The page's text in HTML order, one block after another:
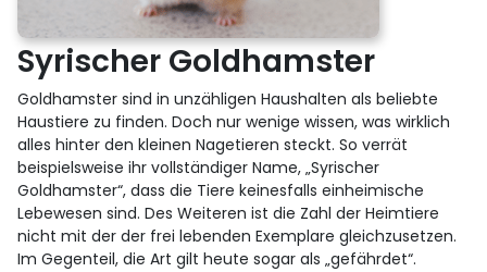
Syrischer Goldhamster
Goldhamster sind in unzähligen Haushalten als beliebte
Haustiere zu finden. Doch nur wenige wissen, was wirklich
alles hinter den kleinen Nagetieren steckt. So verrät
beispielsweise ihr vollständiger Name, „Syrischer
Goldhamster“, dass die Tiere keinesfalls einheimische
Lebewesen sind. Des Weiteren ist die Zahl der Heimtiere
nicht mit der der frei lebenden Exemplare gleichzusetzen.
Im Gegenteil, die Art gilt heute sogar als „gefährdet“.